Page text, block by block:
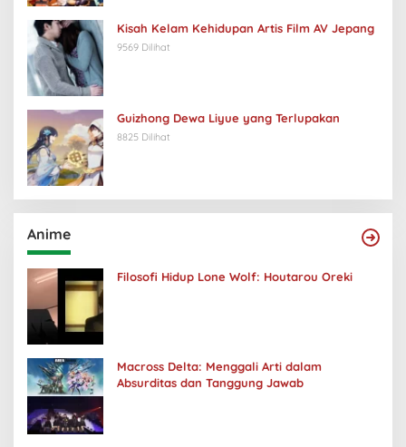
Kisah Kelam Kehidupan Artis Film AV Jepang
9569 Dilihat
Guizhong Dewa Liyue yang Terlupakan
8825 Dilihat
Anime
Filosofi Hidup Lone Wolf: Houtarou Oreki
Macross Delta: Menggali Arti dalam
Absurditas dan Tanggung Jawab